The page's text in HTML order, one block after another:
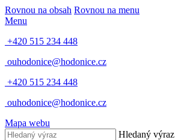
Rovnou na obsah Rovnou na menu
Menu
+420 515 234 448
ouhodonice@hodonice.cz
+420 515 234 448
ouhodonice@hodonice.cz
Mapa webu
Hledaný výraz